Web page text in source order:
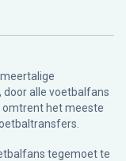
alle voetbalfans
omtrent het meeste
tegemoet te